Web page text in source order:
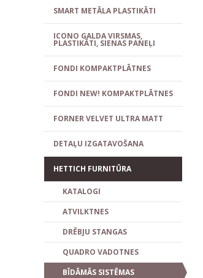
SMART METĀLA PLASTIKĀTI
ICONO GALDA VIRSMAS,
PLASTIKĀTI, SIENAS PANEĻI
FONDI KOMPAKTPLĀTNES
FONDI NEW! KOMPAKTPLĀTNES
FORNER VELVET ULTRA MATT
DETAĻU IZGATAVOŠANA
HETTICH FURNITŪRA
KATALOGI
ATVILKTNES
DRĒBJU STANGAS
QUADRO VADOTNES
BĪDĀMĀS SISTĒMAS